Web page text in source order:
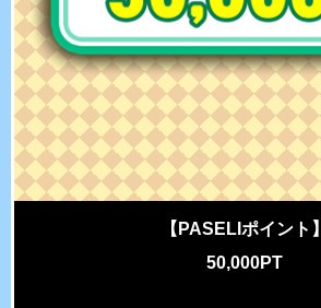
【PASELIポイント】
50,000PT